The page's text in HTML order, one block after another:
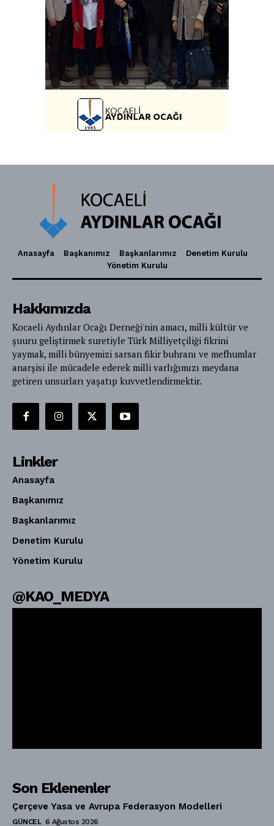
Anasayfa Başkanımız Başkanlarımız
Denetim Kurulu
Yönetim Kurulu
Hakkımızda
Kocaeli Aydınlar Ocağı Derneği'nin amacı, milli kültür ve
şuuru geliştirmek suretiyle Türk Milliyetçiliği fikrini
yaymak, milli bünyemizi sarsan fikir buhranı ve mefhumlar
anarşisi ile mücadele ederek milli varlığımızı meydana
getiren unsurları yaşatıp kuvvetlendirmektir.
Linkler
Anasayfa
Başkanımız
Başkanlarımız
Denetim Kurulu
Yönetim Kurulu
@KAO_MEDYA
Son Eklenenler
Çerçeve Yasa ve Avrupa Federasyon Modelleri
GÜNCEL 6 Ağustos 2026